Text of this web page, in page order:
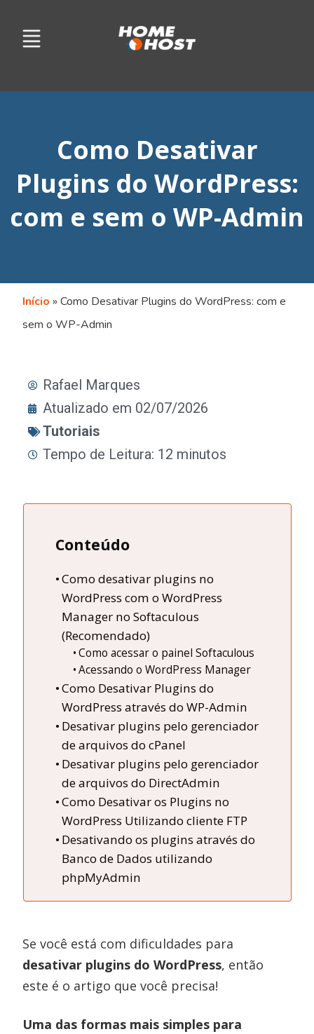
Como Desativar
Plugins do WordPress:
com e sem o WP-Admin
Início »Como Desativar Plugins do WordPress: com e
sem o WP-Admin
Rafael Marques
Atualizado em 02/07/2026
Tutoriais
Tempo de Leitura: 12 minutos
Conteúdo
Como desativar plugins no
WordPress com o WordPress
Manager no Softaculous
(Recomendado)
Como acessar o painel Softaculous
Acessando o WordPress Manager
Como Desativar Plugins do
WordPress através do WP-Admin
Desativar plugins pelo gerenciador
de arquivos do cPanel
Desativar plugins pelo gerenciador
de arquivos do DirectAdmin
Como Desativar os Plugins no
WordPress Utilizando cliente FTP
Desativando os plugins através do
Banco de Dados utilizando
phpMyAdmin
Se você está com dificuldades para
desativar plugins do WordPress, então
este é o artigo que você precisa!
Uma das formas mais simples para